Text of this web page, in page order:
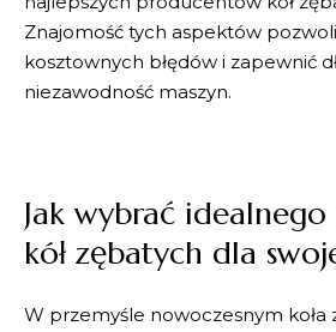
Znajomość tych aspektów
kosztownych błędów i zapewnić
niezawodność maszyn.
Jak wybrać
kół zębatych dla
W przemyśle nowoczesnym koła